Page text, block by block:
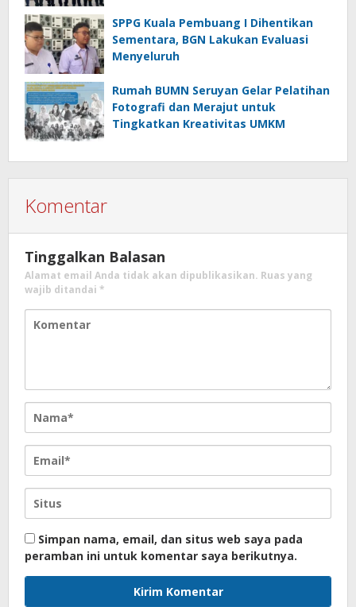
SPPG Kuala Pembuang I Dihentikan
Sementara, BGN Lakukan Evaluasi
Menyeluruh
Rumah BUMN Seruyan Gelar Pelatihan
Fotografi dan Merajut untuk
Tingkatkan Kreativitas UMKM
Komentar
Tinggalkan Balasan
Alamat email Anda tidak akan dipublikasikan. Ruas yang
wajib ditandai *
Simpan nama, email, dan situs web saya pada
peramban ini untuk komentar saya berikutnya.